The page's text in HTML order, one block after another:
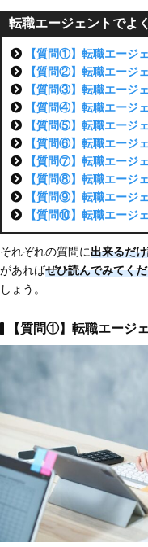
転職エージェントでよ
【質問①】転職エージ
【質問②】転職エージ
【質問③】転職エージ
【質問④】転職エージ
【質問⑤】転職エージ
【質問⑥】転職エージ
【質問⑦】転職エージ
【質問⑧】転職エージ
【質問⑨】転職エージ
【質問⑩】転職エージ
それぞれの質問に出来るだ
があればぜひ読んでみてく
しょう。
【質問①】転職エージ